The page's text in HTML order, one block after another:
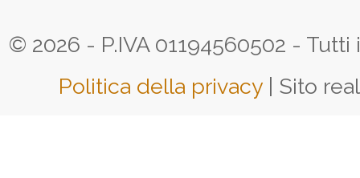
© 2026 - P.IVA 01194560502 -
Politica della privacy | Sito